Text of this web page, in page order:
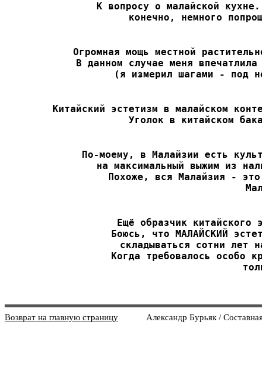
К вопросу о малайской
конечно, немного
Огромная мощь местной
В данном случае меня
(я измерил шагами - под
Китайский эстетизм в малайском
Уголок в китайском
По-моему, в Малайзии есть
на максимальный выжим из
Похоже, вся Малайзия -
Ещё образчик
Боюсь, что МАЛАЙСКИЙ
складываться сотни лет
Когда требовалось особо
Возврат на главную страницу Александр Бурьяк / Составная